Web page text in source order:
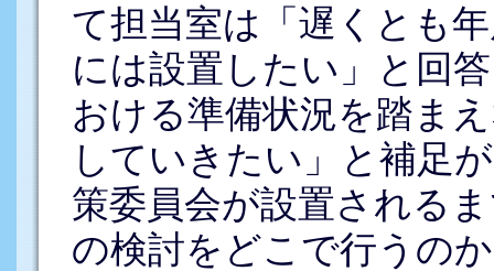
て担当室は「遅くとも
には設置したい」と回
おける準備状況を踏ま
していきたい」と補足
策委員会が設置される
の検討をどこで行うの